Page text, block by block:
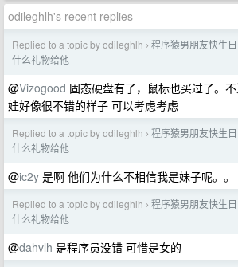
odileghlh's recent replies
Replied to a topic by odileghlh › 程序猿男朋友快生
什么礼物给他
@Vizogood 固态硬盘有了，鼠标也买过了。
娃好像很不错的样子 可以考虑考虑
Replied to a topic by odileghlh › 程序猿男朋友快生
什么礼物给他
@ic2y 是啊 他们为什么不相信我是妹子呢。。
Replied to a topic by odileghlh › 程序猿男朋友快生
什么礼物给他
@dahvlh 是程序员没错 可惜是女的